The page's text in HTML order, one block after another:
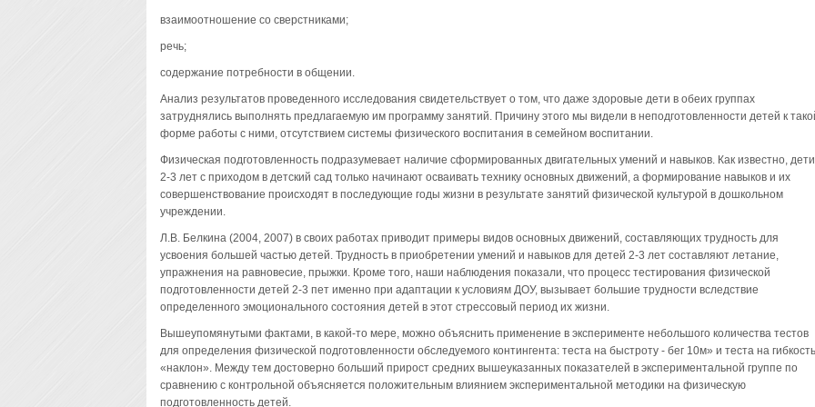
взаимоотношение со сверстниками;
речь;
содержание потребности в общении.
Анализ результатов проведенного исследования свидетельствует о том, что даже здоровые дети в обеих группах
затруднялись выполнять предлагаемую им программу занятий. Причину этого мы видели в неподготовленности детей к
форме работы с ними, отсутствием системы физического воспитания в семейном воспитании.
Физическая подготовленность подразумевает наличие сформированных двигательных умений и навыков. Как известно, дети
2-3 лет с приходом в детский сад только начинают осваивать технику основных движений, а формирование навыков и их
совершенствование происходят в последующие годы жизни в результате занятий физической культурой в дошкольном
учреждении.
Л.В. Белкина (2004, 2007) в своих работах приводит примеры видов основных движений, составляющих трудность для
усвоения большей частью детей. Трудность в приобретении умений и навыков для детей 2-3 лет составляют летание,
упражнения на равновесие, прыжки. Кроме того, наши наблюдения показали, что процесс тестирования физической
подготовленности детей 2-3 пет именно при адаптации к условиям ДОУ, вызывает большие трудности вследствие
определенного эмоционального состояния детей в этот стрессовый период их жизни.
Вышеупомянутыми фактами, в какой-то мере, можно объяснить применение в эксперименте небольшого количества тестов
для определения физической подготовленности обследуемого контингента: теста на быстроту - бег 10м» и теста на гибкость
«наклон». Между тем достоверно больший прирост средних вышеуказанных показателей в экспериментальной группе по
сравнению с контрольной объясняется положительным влиянием экспериментальной методики на физическую
подготовленность детей.